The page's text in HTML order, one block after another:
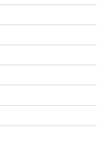
とムートを使った無